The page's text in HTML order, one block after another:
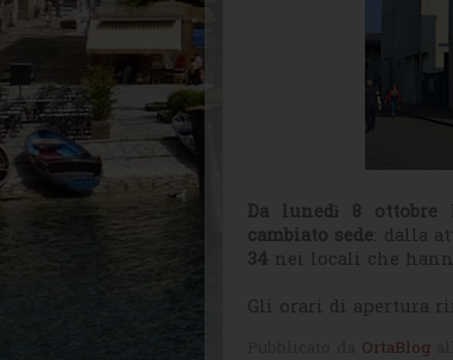
Da lunedì 8 ottobre
cambiato sede: dalla
34 nei locali che
Gli orari di apertura
OrtaBlog